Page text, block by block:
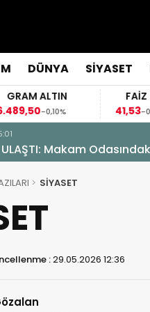
DÜNYA SİYASET
ALTIN
-0,10%
FAİZ
41,53
-0,02%
ULAŞTI: Makam
SİYASET
:29.05.2026 12:36